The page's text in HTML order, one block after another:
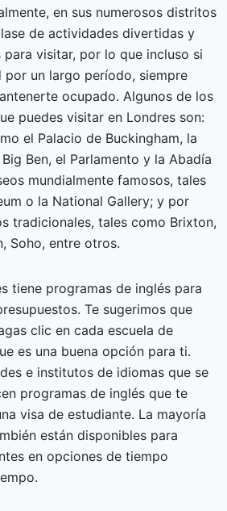
en sus numerosos distritos
de actividades divertidas y
para visitar, por lo que incluso si
por un largo período, siempre
ocupado. Algunos de los
puedes visitar en Londres son:
el Palacio de Buckingham, la
Ben, el Parlamento y la Abadía
mundialmente famosos, tales
o la National Gallery; y por
tradicionales, tales como Brixton,
Soho, entre otros.
tiene programas de inglés para
Te sugerimos que
clic en cada escuela de
es una buena opción para ti.
e institutos de idiomas que se
programas de inglés que te
visa de estudiante. La mayoría
están disponibles para
en opciones de tiempo